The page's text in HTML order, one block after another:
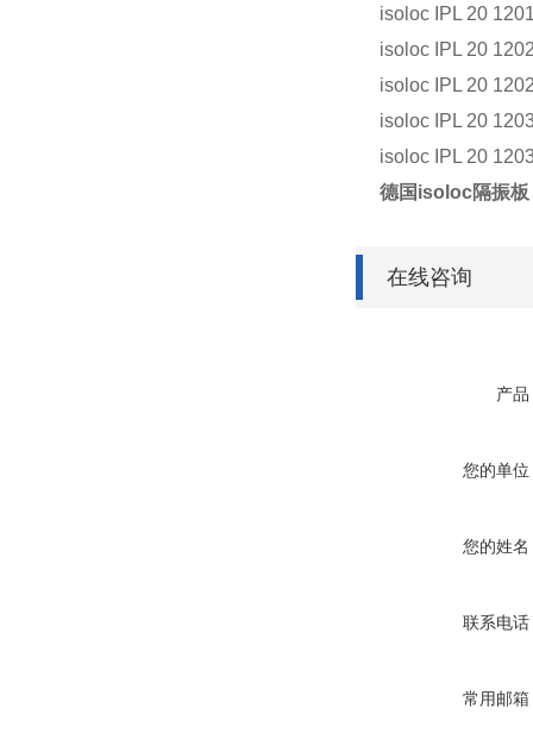
isoloc IPL 20
isoloc IPL 20
isoloc IPL 20
isoloc IPL 20
isoloc IPL 20
德国isoloc隔振
在线咨询
产品
您的单位
您的姓名
联系电话
常用邮箱